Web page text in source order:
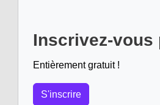
Inscrivez-vous
Entièrement gratuit !
S'inscrire